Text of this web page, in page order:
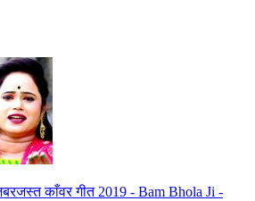
काँवर गीत 2019 - Bam Bhola Ji -